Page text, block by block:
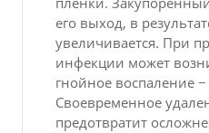
его выход, в
увеличивается. При
инфекции может
гнойное воспаление
Своевременное
предотвратит